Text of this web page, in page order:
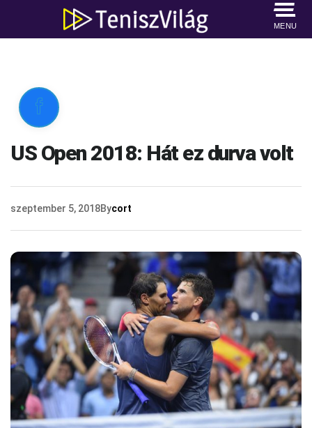
MENU

US Open 2018: Hát ez durva volt
szeptember 5, 2018Bycort